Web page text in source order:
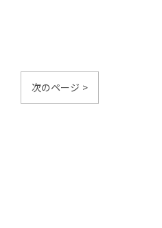
次のページ >